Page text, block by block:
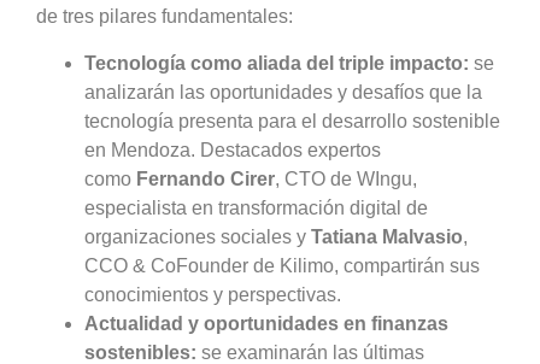
de tres pilares fundamentales:
Tecnología como aliada del triple impacto: se
analizarán las oportunidades y desafíos que la
tecnología presenta para el desarrollo sostenible
en Mendoza. Destacados expertos
como Fernando Cirer, CTO de WIngu,
especialista en transformación digital de
organizaciones sociales y Tatiana Malvasio,
CCO & CoFounder de Kilimo, compartirán sus
conocimientos y perspectivas.
Actualidad y oportunidades en finanzas
sostenibles: se examinarán las últimas